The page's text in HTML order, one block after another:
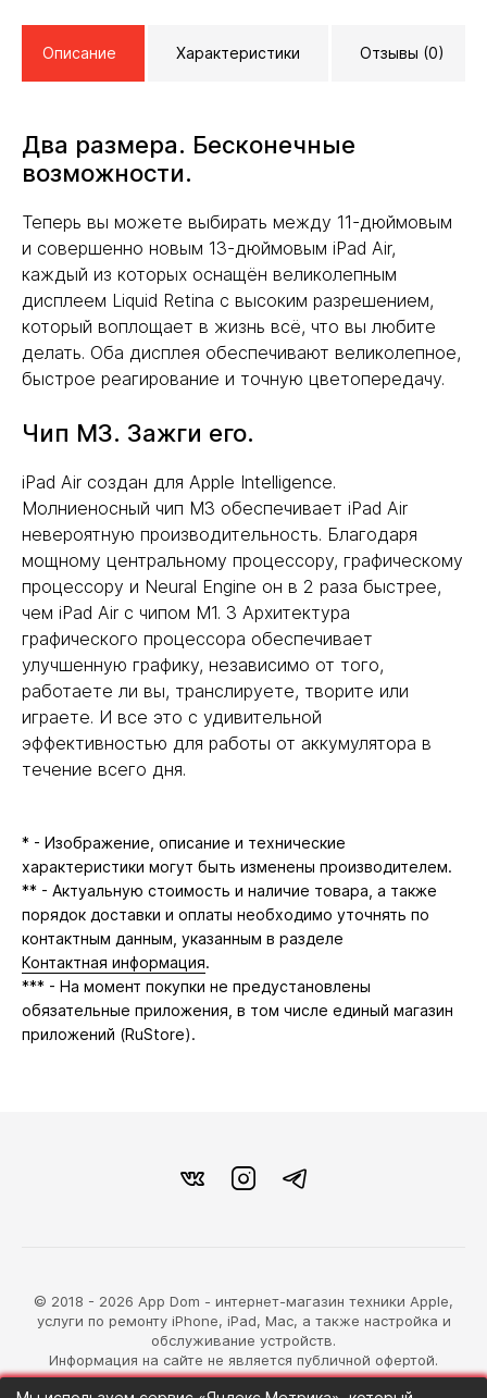
Описание Характеристики Отзывы (0)
Два размера. Бесконечные
возможности.
Теперь вы можете выбирать между 11-дюймовым
и совершенно новым 13-дюймовым iPad Air,
каждый из которых оснащён великолепным
дисплеем Liquid Retina с высоким разрешением,
который воплощает в жизнь всё, что вы любите
делать. Оба дисплея обеспечивают великолепное,
быстрое реагирование и точную цветопередачу.
Чип M3. Зажги его.
iPad Air создан для Apple Intelligence.
Молниеносный чип M3 обеспечивает iPad Air
невероятную производительность. Благодаря
мощному центральному процессору, графическому
процессору и Neural Engine он в 2 раза быстрее,
чем iPad Air с чипом M1. 3 Архитектура
графического процессора обеспечивает
улучшенную графику, независимо от того,
работаете ли вы, транслируете, творите или
играете. И все это с удивительной
эффективностью для работы от аккумулятора в
течение всего дня.
* - Изображение, описание и технические
характеристики могут быть изменены производителем.
** - Актуальную стоимость и наличие товара, а также
порядок доставки и оплаты необходимо уточнять по
контактным данным, указанным в разделе
Контактная информация.
*** - На момент покупки не предустановлены
обязательные приложения, в том числе единый магазин
приложений (RuStore).
© 2018 - 2026 App Dom - интернет-магазин техники Apple,
услуги по ремонту iPhone, iPad, Mac, а также настройка и
обслуживание устройств.
Информация на сайте не является публичной офертой.